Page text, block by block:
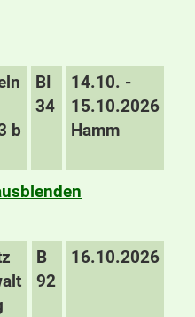
b
BI
34
14.10. -
15.10.2026
Hamm
B
92
16.10.2026